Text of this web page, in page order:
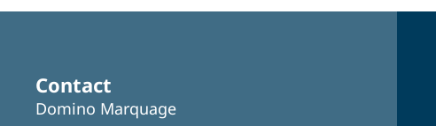
Contact
Domino Marquage